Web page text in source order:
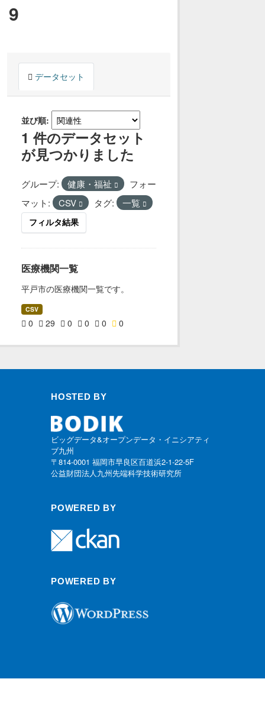
9
データセット
並び順
1 件のデータセット
が見つかりました
グループ: 健康・福祉
フォー
マット:
CSV タグ: 一覧
フィルタ結果
医療機関一覧
平戸市の医療機関一覧です。
CSV
0 29 0 0 0 0
HOSTED BY
ビッグデータ&オープンデータ・イニシアティ
ブ九州
〒814-0001 福岡市早良区百道浜2-1-22-5F
公益財団法人九州先端科学技術研究所
POWERED BY
POWERED BY